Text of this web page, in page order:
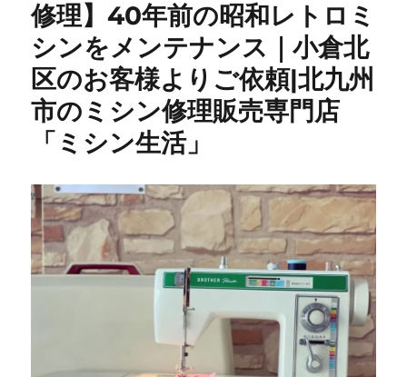
修理】40年前の昭和レトロミ
シンをメンテナンス｜小倉北
区のお客様よりご依頼|北九州
市のミシン修理販売専門店
「ミシン生活」